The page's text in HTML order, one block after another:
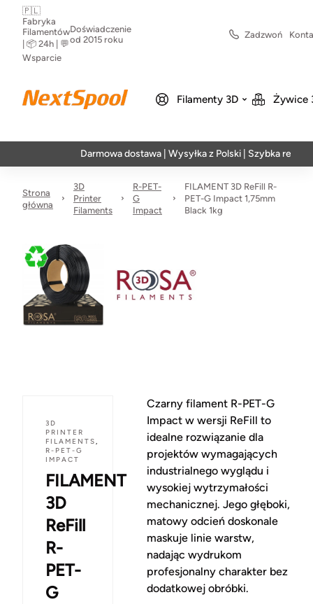
🇵🇱
Fabryka
Filamentów
| 📦 24h | 💬
Wsparcie
Doświadczenie
od 2015 roku
Zadzwoń
Filamenty 3D Żywice
Darmowa dostawa | Wysyłka z Polski | Szybka realizacja w
Strona
główna
3D
Printer
Filaments
R-PET-
G
Impact
FILAMENT 3D ReFill R-
PET-G Impact 1,75mm
Black 1kg
3D
PRINTER
FILAMENTS,
R-PET-G
IMPACT
FILAMENT
3D
ReFill
R-
PET-
G
Czarny filament R-PET-G
Impact w wersji ReFill to
idealne rozwiązanie dla
projektów wymagających
industrialnego wyglądu i
wysokiej wytrzymałości
mechanicznej. Jego głęboki,
matowy odcień doskonale
maskuje linie warstw,
nadając wydrukom
profesjonalny charakter bez
dodatkowej obróbki.